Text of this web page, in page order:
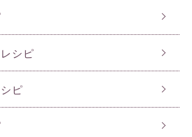
シピ
ピ